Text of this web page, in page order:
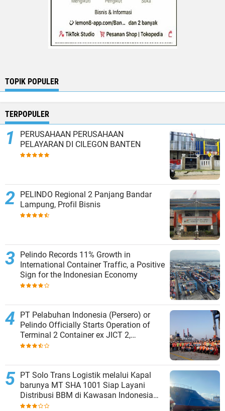
TOPIK POPULER
TERPOPULER
PERUSAHAAN PERUSAHAAN
PELAYARAN DI CILEGON BANTEN
PELINDO Regional 2 Panjang Bandar
Lampung, Profil Bisnis
Pelindo Records 11% Growth in
International Container Traffic, a Positive
Sign for the Indonesian Economy
PT Pelabuhan Indonesia (Persero) or
Pelindo Officially Starts Operation of
Terminal 2 Container ex JICT 2,
Strengthening Productivity of Tanjung
PT Solo Trans Logistik melalui Kapal
barunya MT SHA 1001 Siap Layani
Distribusi BBM di Kawasan Indonesia
bagian Timur